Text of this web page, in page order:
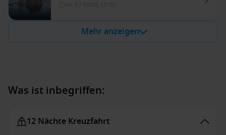
Mehr anzeigen
Was ist inbegriffen:
12 Nächte Kreuzfahrt